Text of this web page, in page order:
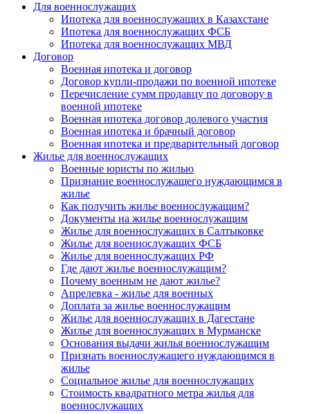
Для военнослужащих
Ипотека для военнослужащих в Казахстане
Ипотека для военнослужащих ФСБ
Ипотека для военнослужащих МВД
Договор
Военная ипотека и договор
Договор купли-продажи по военной ипотеке
Перечисление сумм продавцу по договору в
военной ипотеке
Военная ипотека договор долевого участия
Военная ипотека и брачный договор
Военная ипотека и предварительный договор
Жилье для военнослужащих
Военные юристы по жилью
Признание военнослужащего нуждающимся в
жилье
Как получить жилье военнослужащим?
Документы на жилье военнослужащим
Жилье для военнослужащих в Салтыковке
Жилье для военнослужащих ФСБ
Жилье для военнослужащих РФ
Где дают жилье военнослужащим?
Почему военным не дают жилье?
Апрелевка - жилье для военных
Доплата за жилье военнослужащим
Жилье для военнослужащих в Дагестане
Жилье для военнослужащих в Мурманске
Основания выдачи жилья военнослужащим
Признать военнослужащего нуждающимся в
жилье
Социальное жилье для военнослужащих
Стоимость квадратного метра жилья для
военнослужащих